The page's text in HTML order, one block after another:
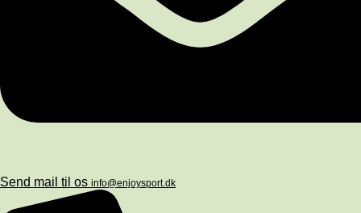
Send mail til os info@enjoysport.dk